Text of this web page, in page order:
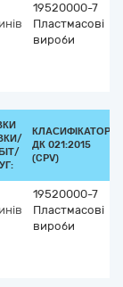
19520000-7
Пластмасові
вироби
КЛАСИФІКАТОР
ДК 021:2015
(CPV)
19520000-7
Пластмасові
вироби